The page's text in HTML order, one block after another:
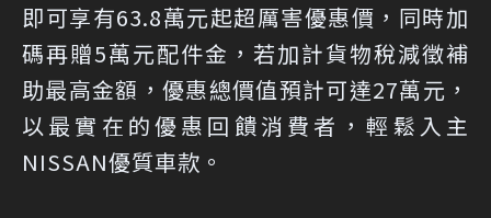
即可享有63.8萬元起超厲害優惠價，同時加
碼再贈5萬元配件金，若加計貨物稅減徵補
助最高金額，優惠總價值預計可達27萬元，
以最實在的優惠回饋消費者，輕鬆入主
NISSAN優質車款。